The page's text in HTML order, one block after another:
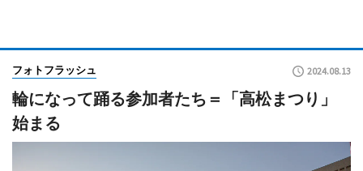
フォトフラッシュ 2024.08.13
輪になって踊る参加者たち＝「高松まつり」
始まる